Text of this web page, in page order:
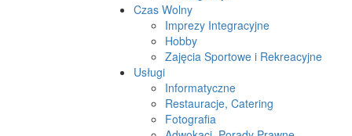
Czas Wolny
Imprezy Integracyjne
Hobby
Zajęcia Sportowe i Rekreacyjne
Usługi
Informatyczne
Restauracje, Catering
Fotografia